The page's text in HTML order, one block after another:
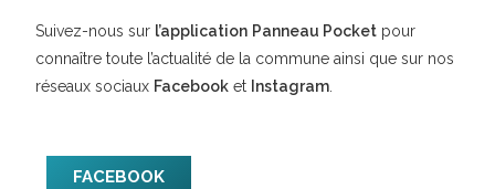
Suivez-nous sur l’application Panneau Pocket pour
connaître toute l’actualité de la commune ainsi que sur nos
réseaux sociaux Facebook et Instagram.
FACEBOOK